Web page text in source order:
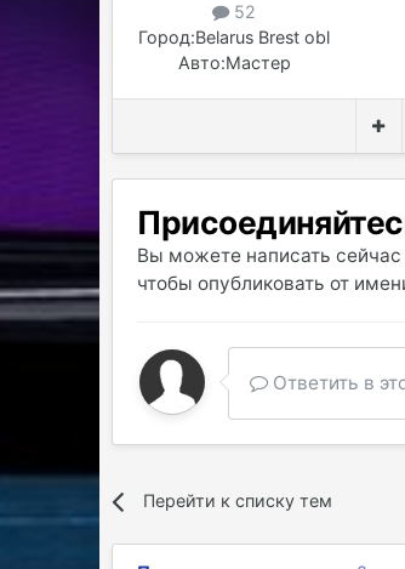
52
Город:Belarus Brest obl
Авто:Мастер
Вы можете написать сейчас
чтобы опубликовать от
Ответить в
Перейти к списку тем